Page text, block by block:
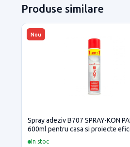
Produse similare
Nou
In stoc
Spray adeziv B707 SPRAY-KON
600ml pentru casa si proiecte